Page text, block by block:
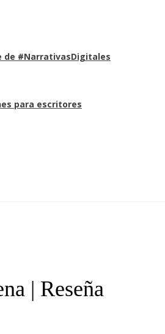
de #NarrativasDigitales
para escritores
| Reseña